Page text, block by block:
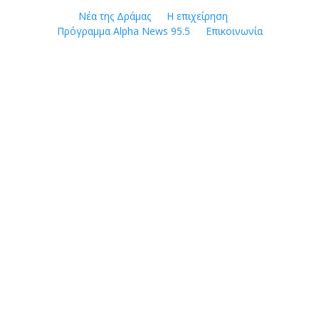
Νέα της Δράμας
Η επιχείρηση
Πρόγραμμα Alpha News 95.5
Επικοινωνία